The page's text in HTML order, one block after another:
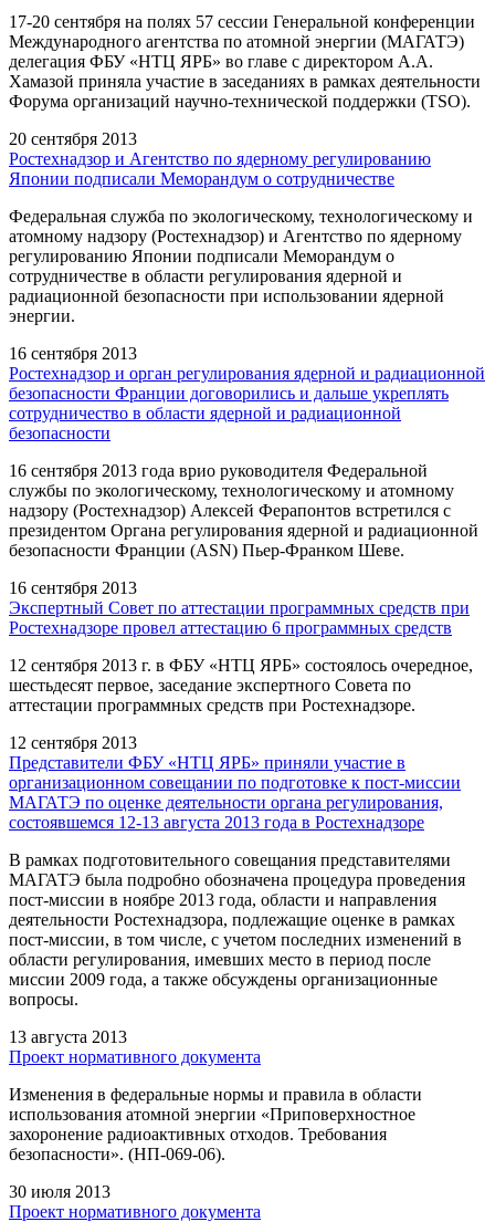
17-20 сентября на полях 57 сессии Генеральной конференции
Международного агентства по атомной энергии (МАГАТЭ)
делегация ФБУ «НТЦ ЯРБ» во главе с директором А.А.
Хамазой приняла участие в заседаниях в рамках деятельности
Форума организаций научно-технической поддержки (TSO).
20 сентября 2013
Ростехнадзор и Агентство по ядерному регулированию
Японии подписали Меморандум о сотрудничестве
Федеральная служба по экологическому, технологическому и
атомному надзору (Ростехнадзор) и Агентство по ядерному
регулированию Японии подписали Меморандум о
сотрудничестве в области регулирования ядерной и
радиационной безопасности при использовании ядерной
энергии.
16 сентября 2013
Ростехнадзор и орган регулирования ядерной и радиационной
безопасности Франции договорились и дальше укреплять
сотрудничество в области ядерной и радиационной
безопасности
16 сентября 2013 года врио руководителя Федеральной
службы по экологическому, технологическому и атомному
надзору (Ростехнадзор) Алексей Ферапонтов встретился с
президентом Органа регулирования ядерной и радиационной
безопасности Франции (ASN) Пьер-Франком Шеве.
16 сентября 2013
Экспертный Совет по аттестации программных средств при
Ростехнадзоре провел аттестацию 6 программных средств
12 сентября 2013 г. в ФБУ «НТЦ ЯРБ» состоялось очередное,
шестьдесят первое, заседание экспертного Совета по
аттестации программных средств при Ростехнадзоре.
12 сентября 2013
Представители ФБУ «НТЦ ЯРБ» приняли участие в
организационном совещании по подготовке к пост-миссии
МАГАТЭ по оценке деятельности органа регулирования,
состоявшемся 12-13 августа 2013 года в Ростехнадзоре
В рамках подготовительного совещания представителями
МАГАТЭ была подробно обозначена процедура проведения
пост-миссии в ноябре 2013 года, области и направления
деятельности Ростехнадзора, подлежащие оценке в рамках
пост-миссии, в том числе, с учетом последних изменений в
области регулирования, имевших место в период после
миссии 2009 года, а также обсуждены организационные
вопросы.
13 августа 2013
Проект нормативного документа
Изменения в федеральные нормы и правила в области
использования атомной энергии «Приповерхностное
захоронение радиоактивных отходов. Требования
безопасности». (НП-069-06).
30 июля 2013
Проект нормативного документа